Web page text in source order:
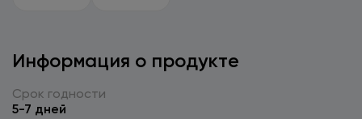
Информация о продукте
Срок годности
5-7 дней